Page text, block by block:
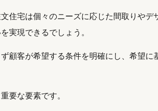
住宅は個々のニーズに応じた間取りや
実現できるでしょう。
顧客が希望する条件を明確にし、希望
要な要素です。